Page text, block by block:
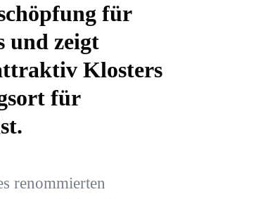
für
und zeigt
Klosters
für
renommierten